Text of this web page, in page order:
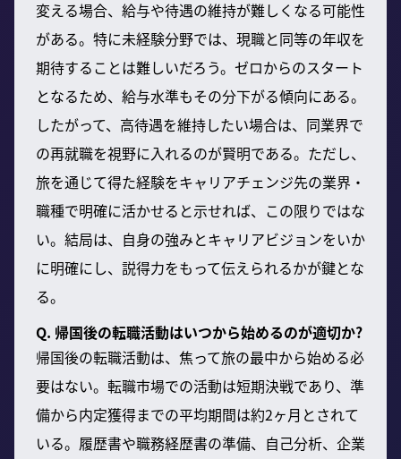
変える場合、給与や待遇の維持が難しくなる可能性
がある。特に未経験分野では、現職と同等の年収を
期待することは難しいだろう。ゼロからのスタート
となるため、給与水準もその分下がる傾向にある。
したがって、高待遇を維持したい場合は、同業界で
の再就職を視野に入れるのが賢明である。ただし、
旅を通じて得た経験をキャリアチェンジ先の業界・
職種で明確に活かせると示せれば、この限りではな
い。結局は、自身の強みとキャリアビジョンをいか
に明確にし、説得力をもって伝えられるかが鍵とな
る。
Q. 帰国後の転職活動はいつから始めるのが適切か?
帰国後の転職活動は、焦って旅の最中から始める必
要はない。転職市場での活動は短期決戦であり、準
備から内定獲得までの平均期間は約2ヶ月とされて
いる。履歴書や職務経歴書の準備、自己分析、企業